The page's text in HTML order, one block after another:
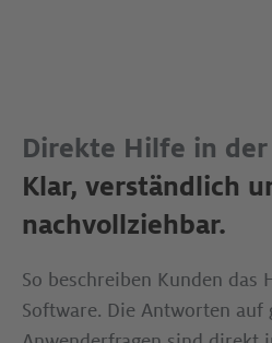
Direkte Hilfe in
Klar, verständlich
nachvollziehbar.
So beschreiben Kunden das
Software. Die Antworten auf